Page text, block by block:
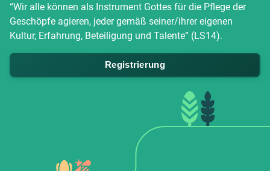
“Wir alle können als Instrument Gottes für die Pflege der
Geschöpfe agieren, jeder gemäß seiner/ihrer eigenen
Kultur, Erfahrung, Beteiligung und Talente” (LS14).
Registrierung